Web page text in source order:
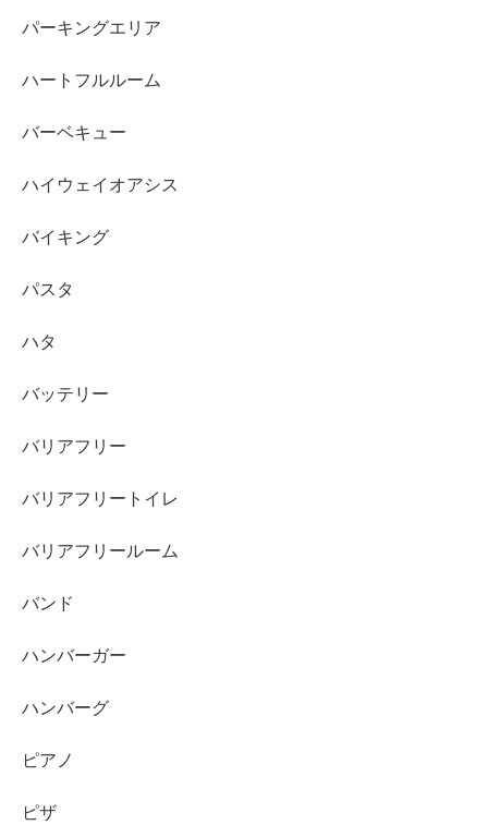
パーキングエリア
ハートフルルーム
バーベキュー
ハイウェイオアシス
バイキング
パスタ
ハタ
バッテリー
バリアフリー
バリアフリートイレ
バリアフリールーム
バンド
ハンバーガー
ハンバーグ
ピアノ
ピザ